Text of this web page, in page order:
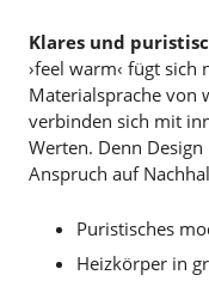
Klares und
›feel warm‹ fügt
Materialsprache von
verbinden sich mit
Werten. Denn
Anspruch auf
Puristisches
Heizkörper in